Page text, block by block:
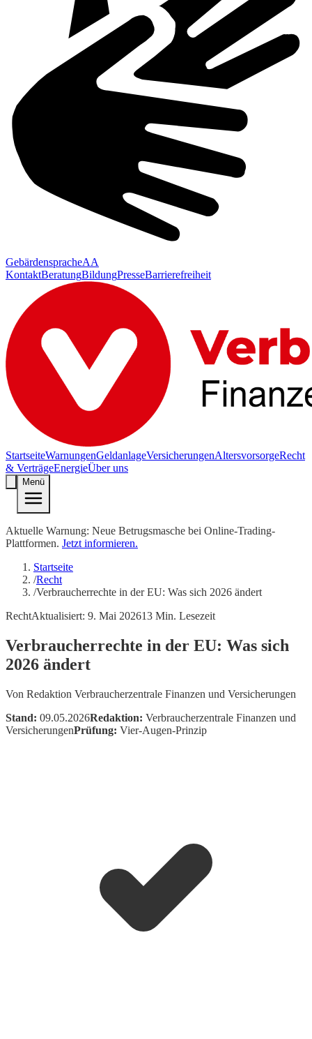
GebärdenspracheAA
KontaktBeratungBildungPresseBarrierefreiheit
StartseiteWarnungenGeldanlageVersicherungenAltersvorsorgeRecht
& VerträgeEnergieÜber uns
Menü
Aktuelle Warnung: Neue Betrugsmasche bei Online-Trading-
Plattformen. Jetzt informieren.
Startseite
/Recht
/Verbraucherrechte in der EU: Was sich 2026 ändert
RechtAktualisiert: 9. Mai 202613 Min. Lesezeit
Verbraucherrechte in der EU: Was sich
2026 ändert
Von Redaktion Verbraucherzentrale Finanzen und Versicherungen
Stand: 09.05.2026Redaktion: Verbraucherzentrale Finanzen und
VersicherungenPrüfung: Vier-Augen-Prinzip